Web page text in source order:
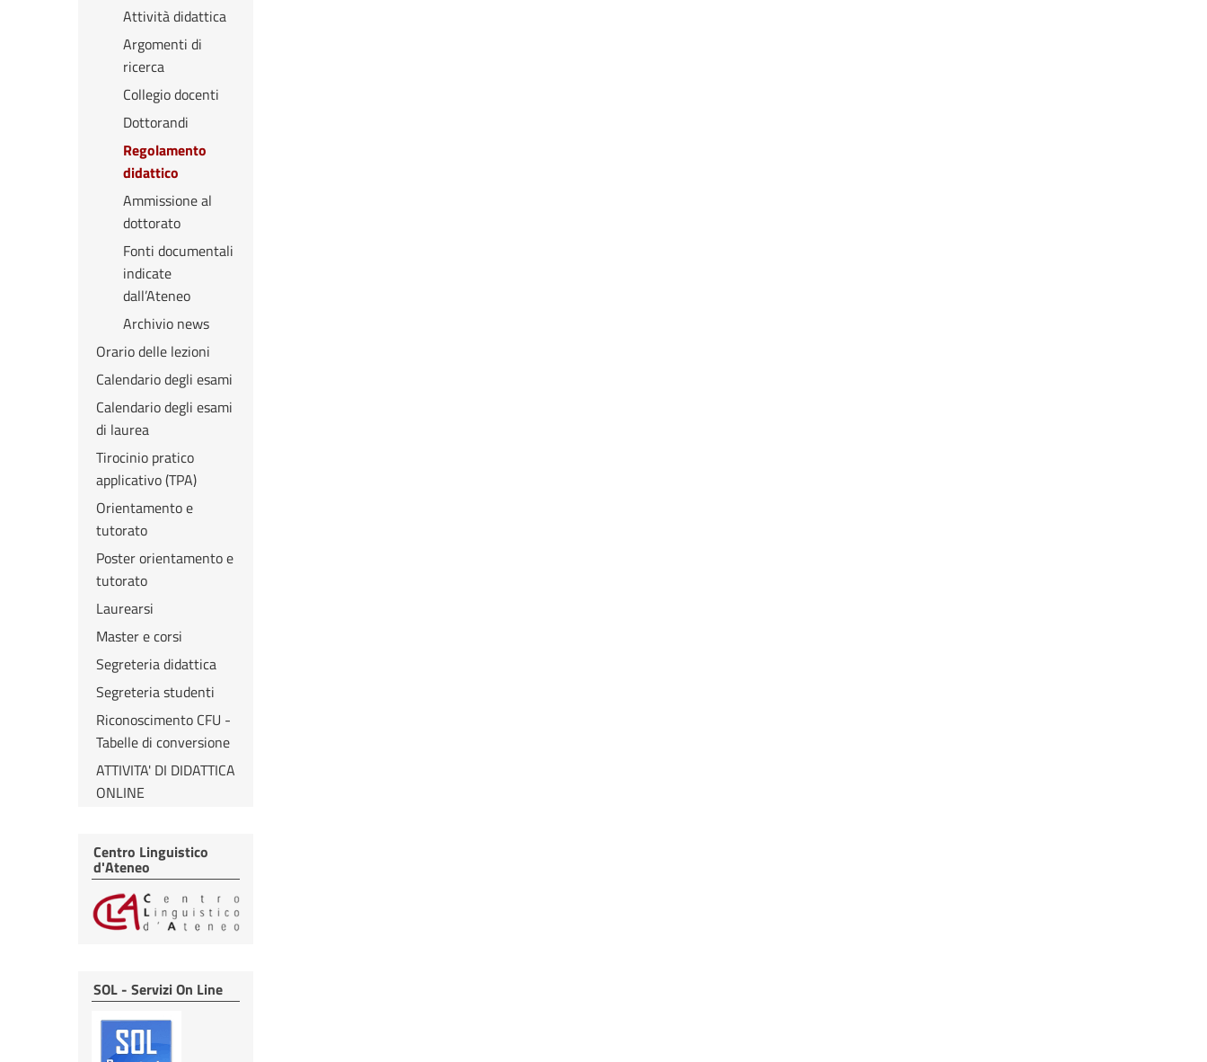
Attività didattica
Argomenti di
ricerca
Collegio docenti
Dottorandi
Regolamento
didattico
Ammissione al
dottorato
Fonti documentali
indicate
dall’Ateneo
Archivio news
Orario delle lezioni
Calendario degli esami
Calendario degli esami
di laurea
Tirocinio pratico
applicativo (TPA)
Orientamento e
tutorato
Poster orientamento e
tutorato
Laurearsi
Master e corsi
Segreteria didattica
Segreteria studenti
Riconoscimento CFU -
Tabelle di conversione
ATTIVITA' DI DIDATTICA
ONLINE
Centro Linguistico
d'Ateneo
SOL - Servizi On Line